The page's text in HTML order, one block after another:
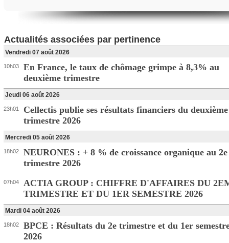
Actualités associées par pertinence
Vendredi 07 août 2026
10h03
En France, le taux de chômage grimpe à 8,3% au
deuxième trimestre
Jeudi 06 août 2026
23h01
Cellectis publie ses résultats financiers du deuxième
trimestre 2026
Mercredi 05 août 2026
18h02
NEURONES : + 8 % de croissance organique au 2e
trimestre 2026
07h04
ACTIA GROUP : CHIFFRE D'AFFAIRES DU
TRIMESTRE ET DU 1ER SEMESTRE 2026
Mardi 04 août 2026
18h02
BPCE : Résultats du 2e trimestre et du 1er
2026